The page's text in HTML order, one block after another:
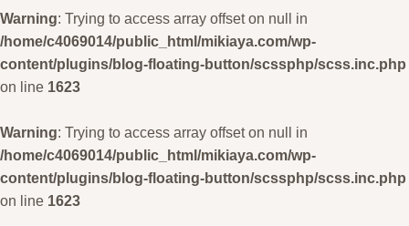
Warning: Trying to access array offset on null in
/home/c4069014/public_html/mikiaya.com/wp-
content/plugins/blog-floating-button/scssphp/scss.inc.php
on line 1623
Warning: Trying to access array offset on null in
/home/c4069014/public_html/mikiaya.com/wp-
content/plugins/blog-floating-button/scssphp/scss.inc.php
on line 1623